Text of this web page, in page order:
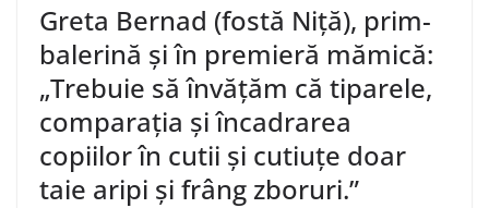
Greta Bernad (fostă Niță), prim-
balerină și în premieră mămică:
„Trebuie să învățăm că tiparele,
comparația și încadrarea
copiilor în cutii și cutiuțe doar
taie aripi și frâng zboruri.”